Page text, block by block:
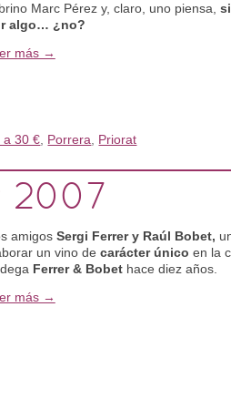
Marc Pérez y, claro, uno piensa,
algo… ¿no?
más →
a 30 € Porrera Priorat
2007
amigos Sergi Ferrer y Raúl Bobet,
un vino de carácter único en la
Ferrer & Bobethace diez años.
más →